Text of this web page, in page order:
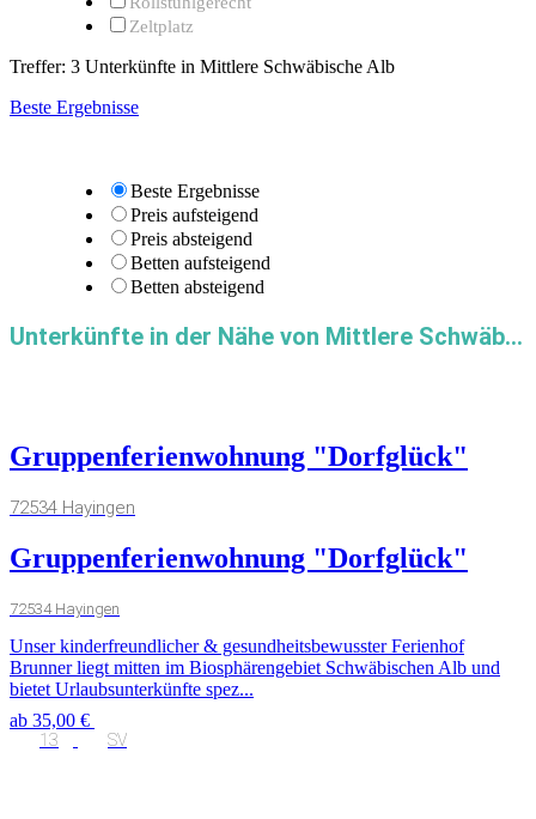
Zeltplatz
Treffer: 3 Unterkünfte in Mittlere Schwäbische Alb
Beste Ergebnisse
Beste Ergebnisse
Preis aufsteigend
Preis absteigend
Betten aufsteigend
Betten absteigend
Unterkünfte in der Nähe von Mittlere Schwäbische Alb
Gruppenferienwohnung "Dorfglück"
72534 Hayingen
Gruppenferienwohnung "Dorfglück"
72534 Hayingen
Unser kinderfreundlicher & gesundheitsbewusster Ferienhof
Brunner liegt mitten im Biosphärengebiet Schwäbischen Alb und
bietet Urlaubsunterkünfte spez...
ab 35,00 €
13 SV